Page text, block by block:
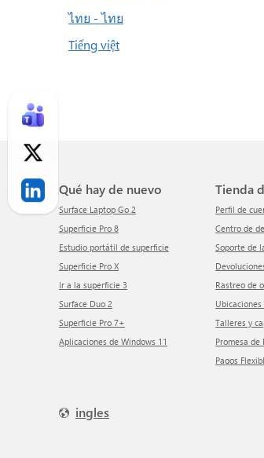
ไทย - ไทย
Tiếng việt
Qué hay de nuevo
Surface Laptop Go 2
Superficie Pro 8
Estudio portátil de superficie
Superficie Pro X
Ir a la superficie 3
Surface Duo 2
Superficie Pro 7+
Aplicaciones de Windows 11
Perfil de
Centro de
Soporte de
Rastreo de
Talleres y
Promesa
Pagos
ingles